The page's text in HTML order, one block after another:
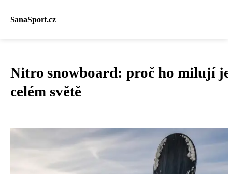
SanaSport.cz
Nitro snowboard: proč ho milují
celém světě